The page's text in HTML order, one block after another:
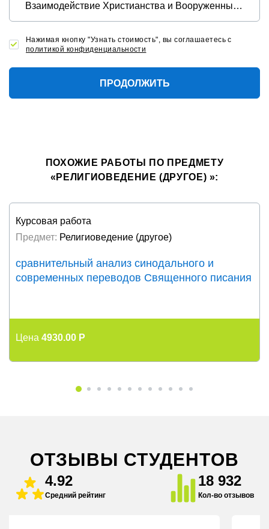
Нажимая кнопку "Узнать стоимость", вы соглашаетесь с
ПОХОЖИЕ РАБОТЫ ПО ПРЕДМЕТУ
Курсовая работа
сравнительный анализ синодального и
ОТЗЫВЫ СТУДЕНТОВ
4.92 18 932